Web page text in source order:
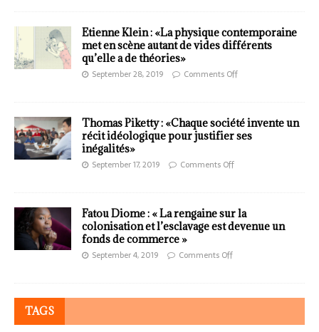
Etienne Klein : «La physique contemporaine
met en scène autant de vides différents
qu’elle a de théories»
September 28, 2019 Comments Off
Thomas Piketty : «Chaque société invente un
récit idéologique pour justifier ses
inégalités»
September 17, 2019 Comments Off
Fatou Diome : « La rengaine sur la
colonisation et l’esclavage est devenue un
fonds de commerce »
September 4, 2019 Comments Off
TAGS